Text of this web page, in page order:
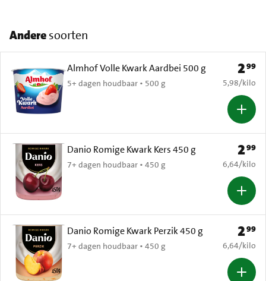
Anderesoorten
Almhof Volle Kwark Aardbei 500 g
5+ dagen houdbaar • 500 g
Prijs:
299
€ 5,98 per
5,98/kilo
Danio Romige Kwark Kers 450 g
7+ dagen houdbaar • 450 g
Prijs:
299
€ 6,64 per
6,64/kilo
Danio Romige Kwark Perzik 450 g
7+ dagen houdbaar • 450 g
Prijs:
299
€ 6,64 per
6,64/kilo